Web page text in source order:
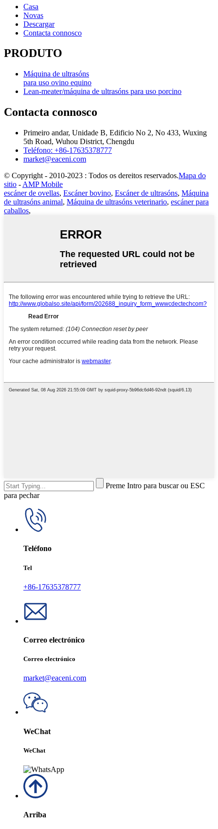
Casa
Novas
Descargar
Contacta connosco
PRODUTO
Máquina de ultrasóns
para uso ovino equino
Lean-meater/máquina de ultrasóns para uso porcino
Contacta connosco
Primeiro andar, Unidade B, Edificio No 2, No 433, Wuxing
5th Road, Wuhou District, Chengdu
Teléfono: +86-17635378777
market@eaceni.com
© Copyright - 2010-2023 : Todos os dereitos reservados.Mapa do
sitio - AMP Mobile
escáner de ovellas, Escáner bovino, Escáner de ultrasóns, Máquina
de ultrasóns animal, Máquina de ultrasóns veterinario, escáner para
caballos,
Preme Intro para buscar ou ESC
para pechar
Teléfono
Tel
+86-17635378777
Correo electrónico
Correo electrónico
market@eaceni.com
WeChat
WeChat
Arriba